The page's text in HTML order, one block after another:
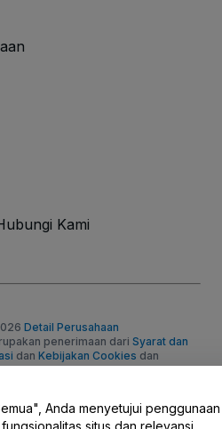
Kami
Detail Perusahaan
penerimaan dari Syarat dan
dan Kebijakan Cookies dan
Anda menyetujui penggunaan
situs dan relevansi